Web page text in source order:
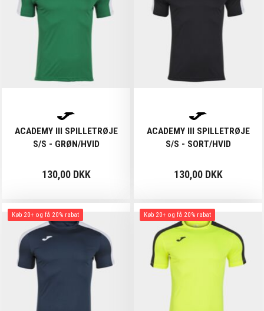
ACADEMY III SPILLETRØJE
S/S - GRØN/HVID
130,00 DKK
ACADEMY III SPILLETRØJE
S/S - SORT/HVID
130,00 DKK
Køb 20+ og få 20% rabat Køb 20+ og få 20% rabat